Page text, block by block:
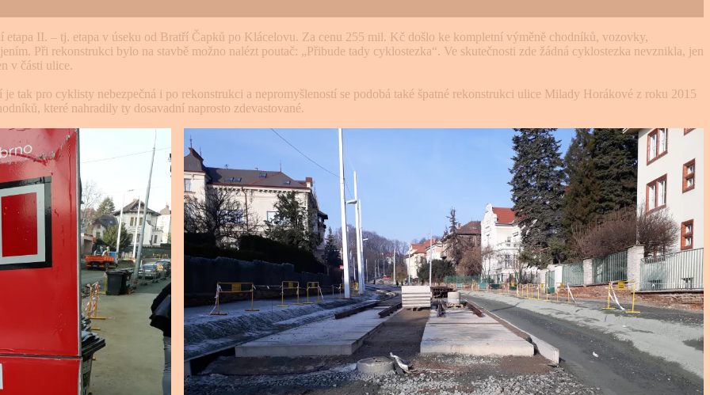
II. – tj. etapa v úseku od Bratří Čapků po Klácelovu. Za cenu 255 mil. Kč došlo ke kompletní výměně chodníků, vozovky,
Při rekonstrukci bylo na stavbě možno nalézt poutač: „Přibude tady cyklostezka“. Ve skutečnosti zde žádná cyklostezka nevznikla, jen
v části ulice.
tak pro cyklisty nebezpečná i po rekonstrukci a nepromyšleností se podobá také špatné rekonstrukci ulice Milady Horákové z roku 2015
které nahradily ty dosavadní naprosto zdevastované.